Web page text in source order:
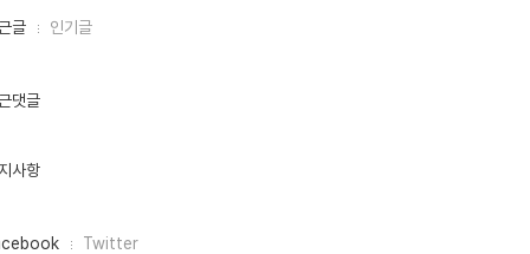
글 인기글
댓글
사항
Twitter